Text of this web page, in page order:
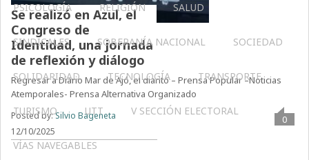
PSICOLOGÍA RELIGIÓN SALUD
SINDICALES SOBERANÍA NACIONAL SOCIEDAD
SOLIDARIDAD TECNOLOGÍA TRANSPORTE
TURISMO UTT V SECCIÓN ELECTORAL
VÍAS NAVEGABLES
Se realizó en Azul, el
Congreso de
Identidad, una jornada
de reflexión y diálogo
Regresar a Diario Mar de Ajó, el diarito – Prensa Popular –Noticias
Atemporales- Prensa Alternativa Organizado
Posted by:Silvio Bageneta
12/10/2025
0